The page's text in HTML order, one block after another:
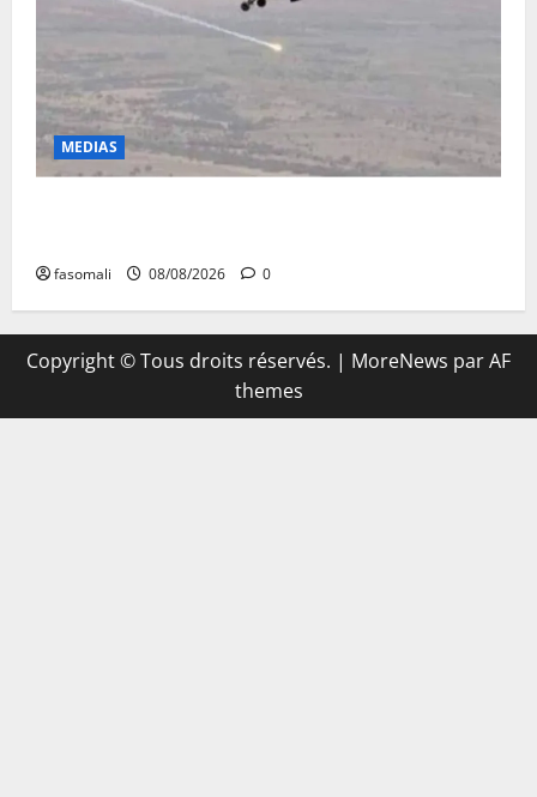
MEDIAS
fasomali 08/08/2026 0
Copyright © Tous droits réservés. | MoreNews par AF
themes